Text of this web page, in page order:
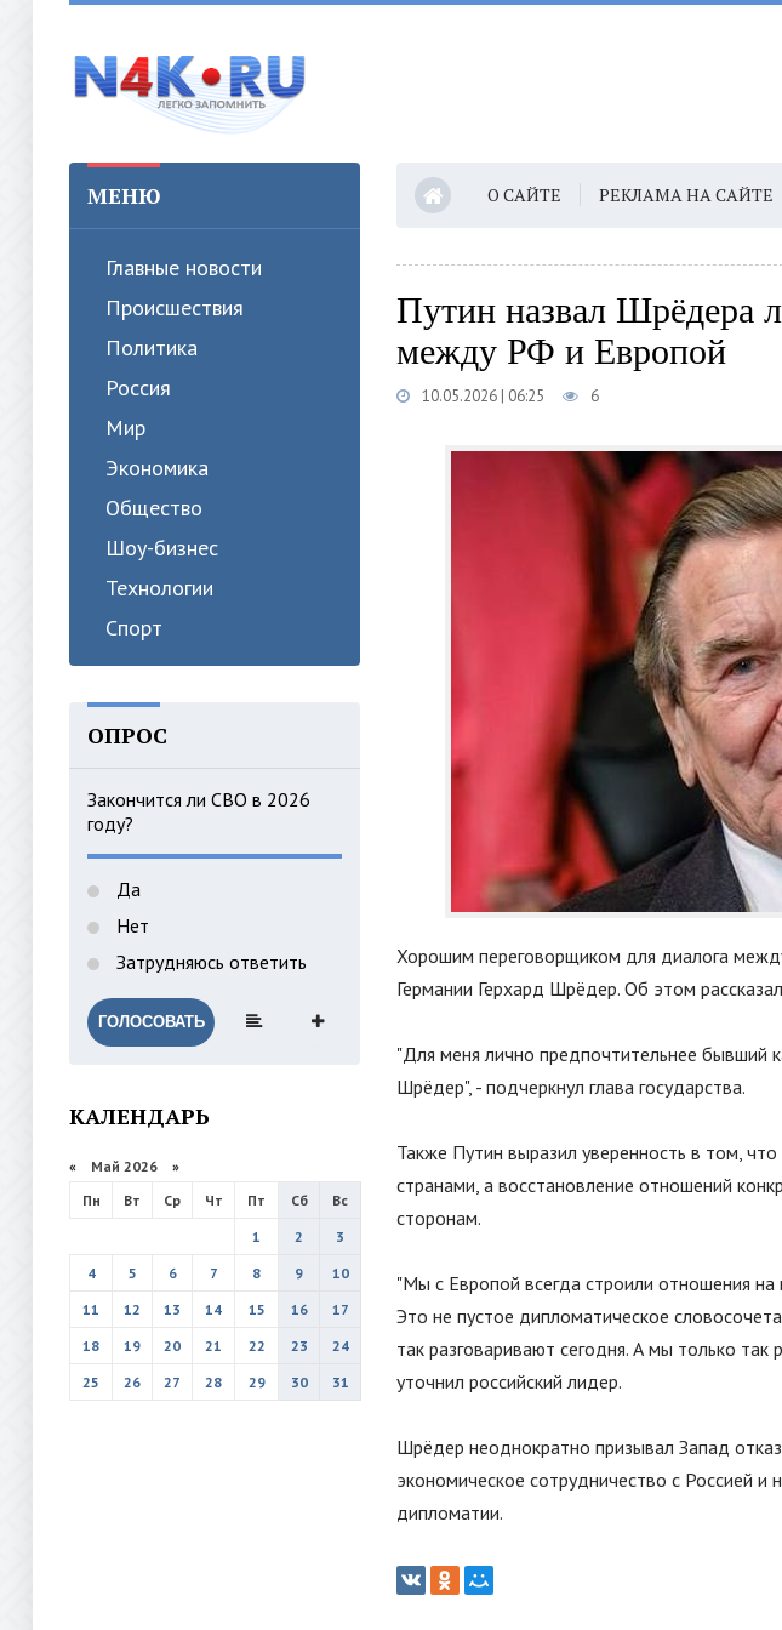
МЕНЮ
Главные новости
Происшествия
Политика
Россия
Мир
Экономика
Общество
Шоу-бизнес
Технологии
Спорт
ОПРОС
Закончится ли СВО в 2026
году?
Да
Нет
Затрудняюсь ответить
ГОЛОСОВАТЬ
КАЛЕНДАРЬ
« Май 2026 »
Пн
Вт Ср Чт Пт Сб
Вс
1
2
3
4
5 6 7 8 9
10
11
12 13 14 15 16
17
18
19 20 21 22 23
24
25
26 27 28 29 30 31
О САЙТЕ РЕКЛАМА НА САЙТЕ
Путин назвал Шрёдера
между РФ и Европой
10.05.2026 | 06:25 6
Хорошим переговорщиком для диалога
Германии Герхард Шрёдер. Об этом
"Для меня лично предпочтительнее бывший
Шрёдер", - подчеркнул глава государства.
Также Путин выразил уверенность в том,
странами, а восстановление отношений
сторонам.
"Мы с Европой всегда строили отношения на
Это не пустое дипломатическое
так разговаривают сегодня. А мы только так
уточнил российский лидер.
Шрёдер неоднократно призывал Запад
экономическое сотрудничество с Россией
дипломатии.